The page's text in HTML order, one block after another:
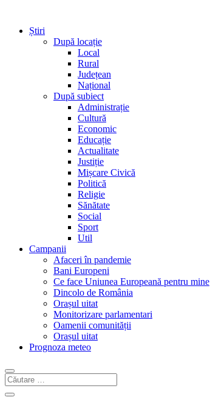
Știri
După locație
Local
Rural
Județean
Național
După subiect
Administrație
Cultură
Economic
Educație
Actualitate
Justiție
Mișcare Civică
Politică
Religie
Sănătate
Social
Sport
Util
Campanii
Afaceri în pandemie
Bani Europeni
Ce face Uniunea Europeană pentru mine
Dincolo de România
Orașul uitat
Monitorizare parlamentari
Oamenii comunității
Orașul uitat
Prognoza meteo